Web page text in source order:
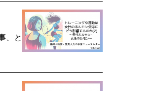
、と